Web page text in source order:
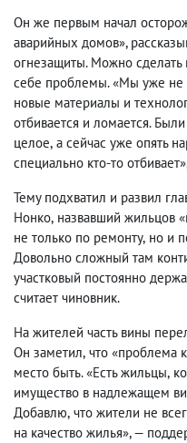
Он же первым начал
аварийных домов»,
огнезащиты. Можно сделать
себе проблемы. «Мы уже не
новые материалы и
отбивается и ломается.
целое, а сейчас уже опять
специально кто-то
Тему подхватил и развил
Нонко, назвавший жильцов
не только по ремонту, но и
Довольно сложный там
участковый постоянно
считает чиновник.
На жителей часть вины
Он заметил, что «проблема
место быть. «Есть жильцы,
имущество в надлежащем
Добавлю, что жители не
на качество жилья», —